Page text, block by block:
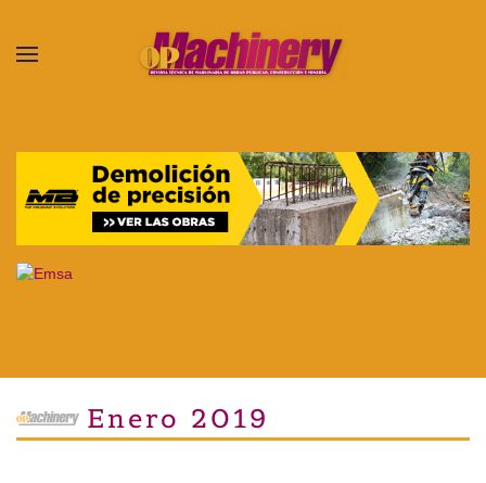
Skip to main content
Enero 2019